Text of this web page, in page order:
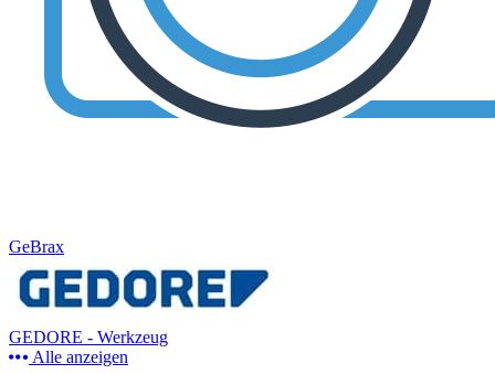
GeBrax
GEDORE - Werkzeug
Alle anzeigen